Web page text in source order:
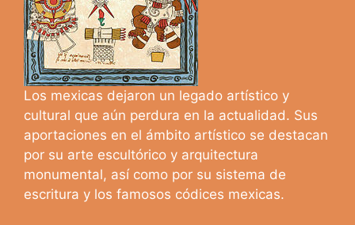
Los mexicas dejaron un legado artístico y
cultural que aún perdura en la actualidad. Sus
aportaciones en el ámbito artístico se destacan
por su arte escultórico y arquitectura
monumental, así como por su sistema de
escritura y los famosos códices mexicas.